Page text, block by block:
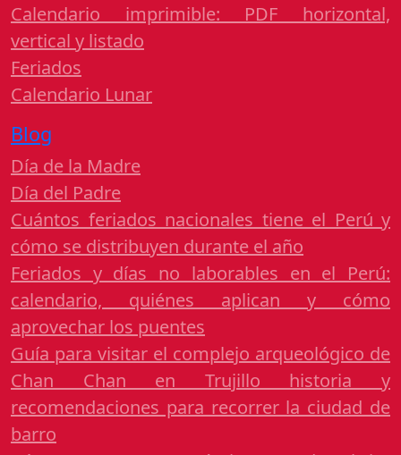
Calendario imprimible: PDF horizontal,
vertical y listado
Feriados
Calendario Lunar
Blog
Día de la Madre
Día del Padre
Cuántos feriados nacionales tiene el Perú y
cómo se distribuyen durante el año
Feriados y días no laborables en el Perú:
calendario, quiénes aplican y cómo
aprovechar los puentes
Guía para visitar el complejo arqueológico de
Chan Chan en Trujillo historia y
recomendaciones para recorrer la ciudad de
barro